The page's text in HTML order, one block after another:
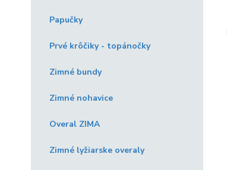
Papučky
Prvé krôčiky - topánočky
Zimné bundy
Zimné nohavice
Overal ZIMA
Zimné lyžiarske overaly